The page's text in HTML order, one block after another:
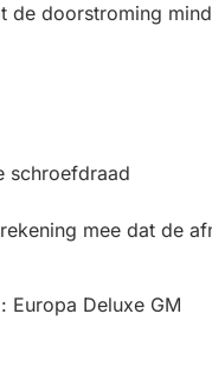
de doorstroming
schroefdraad
mee dat de
Europa Deluxe GM